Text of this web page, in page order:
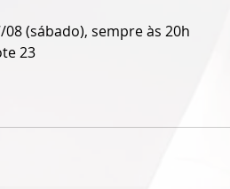
08 (sábado), sempre às 20h
23